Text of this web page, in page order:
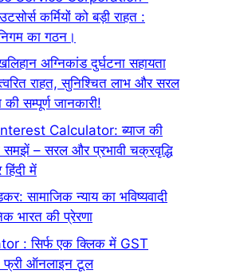
कर्मियों को बड़ी राहत :
का गठन।
अग्निकांड दुर्घटना सहायता
राहत, सुनिश्चित लाभ और सरल
सम्पूर्ण जानकारी!
Calculator: ब्याज की
– सरल और प्रभावी चक्रवृद्धि
में
सामाजिक न्याय का भविष्यवादी
भारत की प्रेरणा
: सिर्फ एक क्लिक में GST
ऑनलाइन टूल